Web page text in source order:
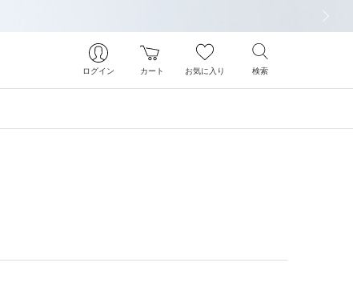
ログイン カート お気に入り 検索